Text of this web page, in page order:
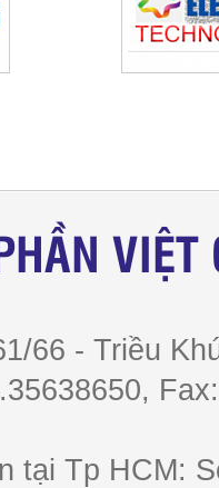
VIỆT
66 - Triều
tại Tp HCM: